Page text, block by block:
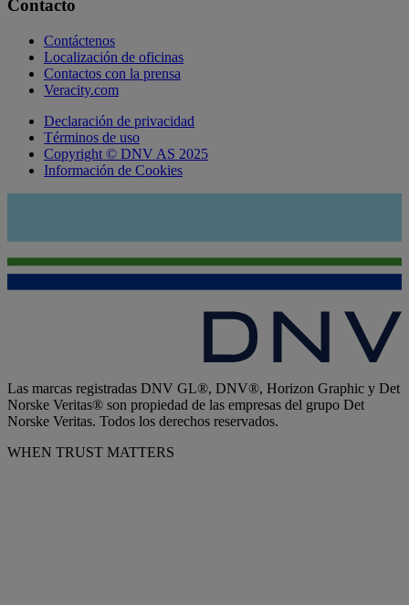
Contacto
Contáctenos
Localización de oficinas
Contactos con la prensa
Veracity.com
Declaración de privacidad
Términos de uso
Copyright © DNV AS 2025
Información de Cookies
Las marcas registradas DNV GL®, DNV®, Horizon Graphic y Det
Norske Veritas® son propiedad de las empresas del grupo Det
Norske Veritas. Todos los derechos reservados.
WHEN TRUST MATTERS